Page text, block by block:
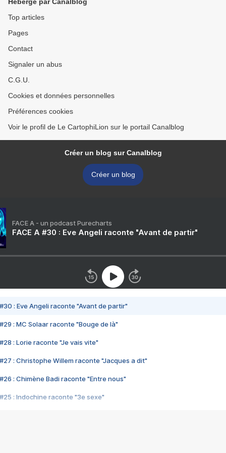
Top articles
Pages
Contact
Signaler un abus
C.G.U.
Cookies et données personnelles
Préférences cookies
Voir le profil de Le CartophiLion sur le portail Canalblog
Créer un blog sur Canalblog
Créer un blog
FACE A - un podcast Purecharts
FACE A #30 : Eve Angeli raconte "Avant de partir"
#30 : Eve Angeli raconte "Avant de partir"
#29 : MC Solaar raconte "Bouge de là"
#28 : Lorie raconte "Je vais vite"
#27 : Christophe Willem raconte "Jacques a dit"
#26 : Chimène Badi raconte "Entre nous"
#25 : Indochine raconte "3e sexe"